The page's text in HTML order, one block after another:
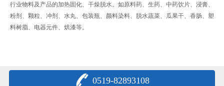
行业物料及产品的加热固化、干燥脱水。如原料药、生药、中药饮片、浸膏、
粉剂、颗粒、冲剂、水丸、包装瓶、颜料染料、脱水蔬菜、瓜果干、香肠、塑
料树脂、电器元件、烘漆等。
0519-82893108